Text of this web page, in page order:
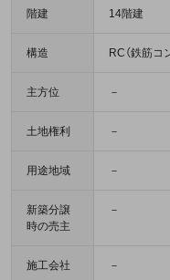
階建 14階建
構造 RC（鉄筋コ
主方位 －
土地権利 －
用途地域 －
新築分譲
時の売主
－
施工会社 －